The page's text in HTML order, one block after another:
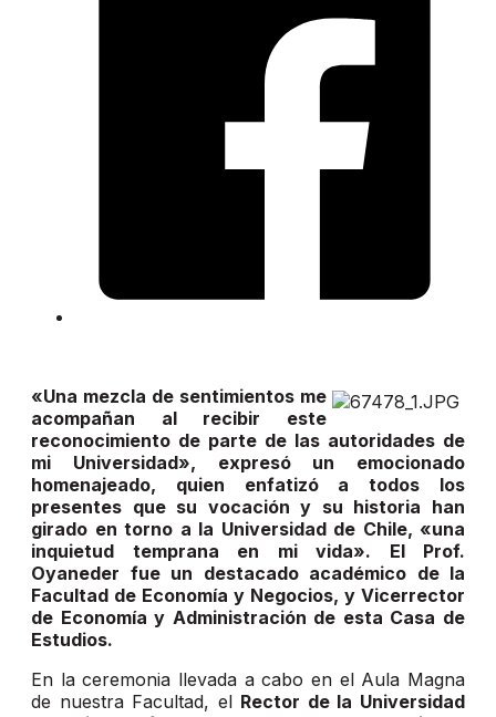
«Una mezcla de sentimientos me
acompañan al recibir este
reconocimiento de parte de las autoridades de
mi Universidad», expresó un emocionado
homenajeado, quien enfatizó a todos los
presentes que su vocación y su historia han
girado en torno a la Universidad de Chile, «una
inquietud temprana en mi vida». El Prof.
Oyaneder fue un destacado académico de la
Facultad de Economía y Negocios, y Vicerrector
de Economía y Administración de esta Casa de
Estudios.
En la ceremonia llevada a cabo en el Aula Magna
de nuestra Facultad, el Rector de la Universidad